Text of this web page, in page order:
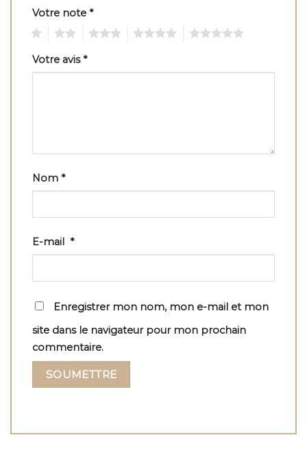
Votre note *
Votre avis*
Nom *
E-mail *
Enregistrer mon nom, mon e-mail et mon
site dans le navigateur pour mon prochain
commentaire.